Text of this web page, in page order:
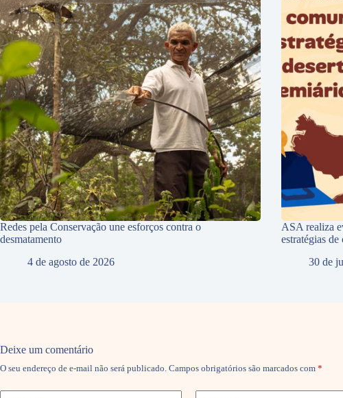
Redes pela Conservação une esforços contra o
desmatamento
4 de agosto de 2026
ASA realiza
estratégias
30 de
Deixe um comentário
O seu endereço de e-mail não será publicado. Campos obrigatórios são marcados com *